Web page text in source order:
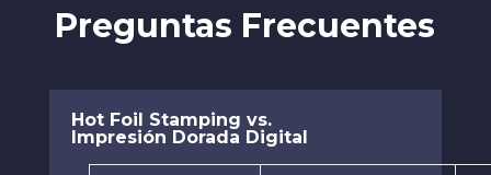
Preguntas Frecuentes
Hot Foil Stamping vs.
Impresión Dorada Digital